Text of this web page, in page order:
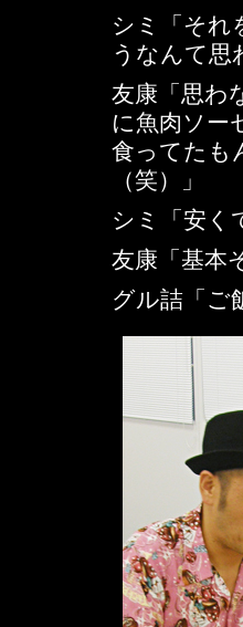
シミ「それ
うなんて思
友康「思わ
に魚肉ソー
食ってたも
（笑）」
シミ「安く
友康「基本
グル詰「ご